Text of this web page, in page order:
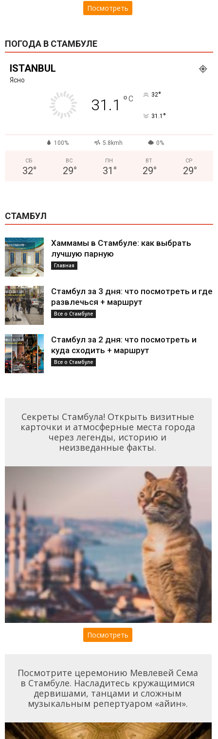
Посмотреть
ПОГОДА В СТАМБУЛЕ
ISTANBUL
Ясно
31.1 °C 32°
31.1 °
100% 5.8kmh 0%
СБ
32°
ВС
29°
ПН
31 °
ВТ
29°
СР
29°
СТАМБУЛ
Хаммамы в Стамбуле: как выбрать
лучшую парную
Главная
Стамбул за 3 дня: что посмотреть и где
развлечься + маршрут
Все о Стамбуле
Стамбул за 2 дня: что посмотреть и
куда сходить + маршрут
Все о Стамбуле
Секреты Стамбула! Открыть визитные
карточки и атмосферные места города
через легенды, историю и
неизведанные факты.
Посмотреть
Посмотрите церемонию Мевлевей Сема
в Стамбуле. Насладитесь кружащимися
дервишами, танцами и сложным
музыкальным репертуаром «айин».